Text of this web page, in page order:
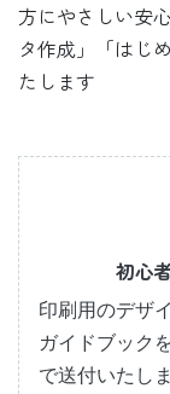
方にやさしい安
タ作成」「はじ
たします
初心
印刷用のデザ
ガイドブック
で送付いたしま